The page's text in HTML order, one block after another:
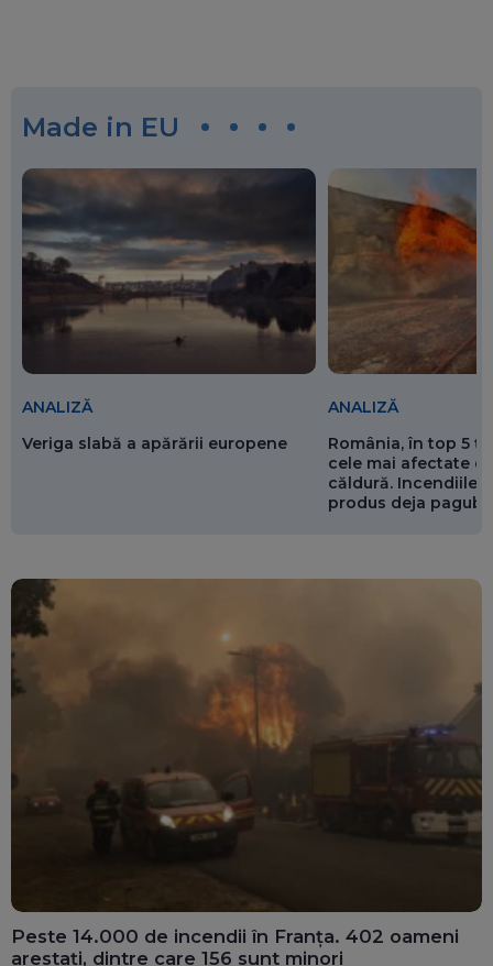
Made in EU
ANALIZĂ
Veriga slabă a apărării europene
ANALIZĂ
România, în top 5
cele mai afectate
căldură. Incendiile
produs deja
Peste 14.000 de incendii în Franța. 402 oameni
arestați, dintre care 156 sunt minori